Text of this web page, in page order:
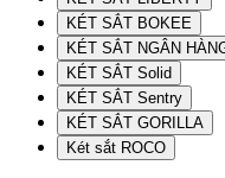
KÉT SẮT BOKEE
KÉT SẮT NGÂN
KÉT SẮT Solid
KÉT SẮT Sentry
KÉT SẮT GORILLA
Két sắt ROCO